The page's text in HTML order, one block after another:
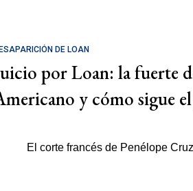
DE LOAN
por Loan: la fuerte
y cómo sigue